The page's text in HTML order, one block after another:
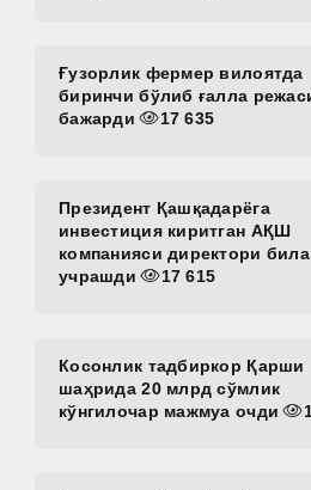
Ғузорлик фермер вилоятда
биринчи бўлиб ғалла
бажарди
17 635
Президент Қашқадарёга
инвестиция киритган АҚШ
компанияси директори
учрашди
17 615
Косонлик тадбиркор Қарши
шаҳрида 20 млрд сўмлик
кўнгилочар мажмуа очди